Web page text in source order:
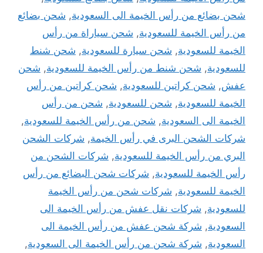
شحن بضائع من رأس الخيمة الى السعودية, شحن بضائع
من رأس الخيمة للسعودية, شحن سياراة من رأس
الخيمة للسعودية, شحن سيارة للسعودية, شحن شنط
للسعودية, شحن شنط من رأس الخيمة للسعودية, شحن
عفش, شحن كراتين للسعودية, شحن كراتين من رأس
الخيمة للسعودية, شحن للسعودية, شحن من رأس
الخيمة الى السعودية, شحن من رأس الخيمة للسعودية,
شركات الشحن البرى في رأس الخيمة, شركات الشحن
البري من رأس الخيمة للسعودية, شركات الشحن من
رأس الخيمة للسعودية, شركات شحن البضائع من رأس
الخيمة للسعودية, شركات شحن من رأس الخيمة
للسعودية, شركات نقل عفش من رأس الخيمة الى
السعودية, شركة شحن عفش من رأس الخيمة الى
السعودية, شركة شحن من رأس الخيمة الى السعودية,